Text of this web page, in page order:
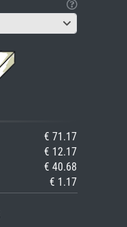
€ 71.17
€ 12.17
€ 40.68
€ 1.17